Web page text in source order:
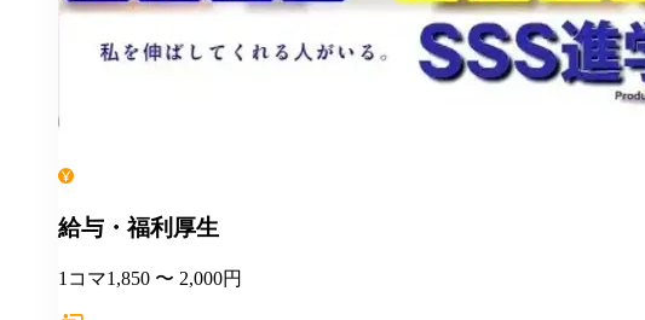
給与・福利厚生
1コマ1,850 〜 2,000円